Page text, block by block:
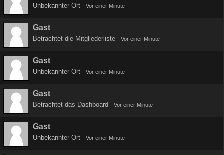
Unbekannter Ort - Vor einer Minute
Gast
Betrachtet die Mitgliederliste - Vor einer Minute
Gast
Unbekannter Ort - Vor einer Minute
Gast
Betrachtet das Dashboard - Vor einer Minute
Gast
Unbekannter Ort - Vor einer Minute